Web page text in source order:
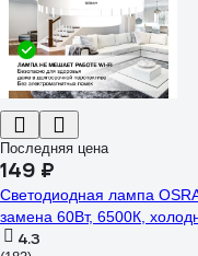
Последняя цена
149 ₽
Светодиодная лампа
замена 60Вт, 6500К,
4.3